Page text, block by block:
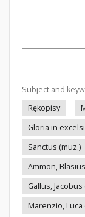
Subject and
Rękopisy
Gloria in
Sanctus (muz.)
Ammon,
Gallus, Jacobus
Marenzio, Luca